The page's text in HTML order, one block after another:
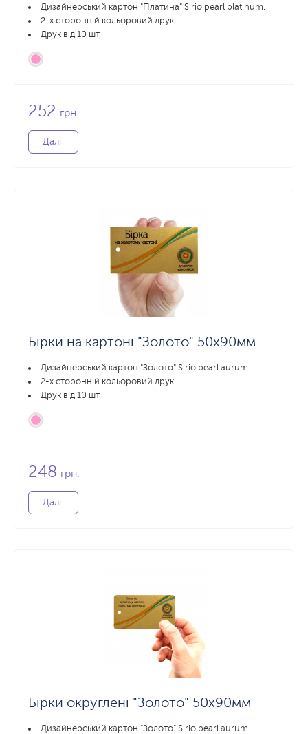
Дизайнерський картон "Платина" Sirio pearl platinum.
2-х сторонній кольоровий друк.
Друк від 10 шт.
252 грн.
Далі
Бірки на картоні "Золото" 50x90мм
Дизайнерський картон "Золото" Sirio pearl aurum.
2-х сторонній кольоровий друк.
Друк від 10 шт.
248 грн.
Далі
Бірки округлені "Золото" 50x90мм
Дизайнерський картон "Золото" Sirio pearl aurum.